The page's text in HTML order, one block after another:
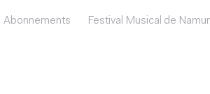
Abonnements Festival Musical de Namur